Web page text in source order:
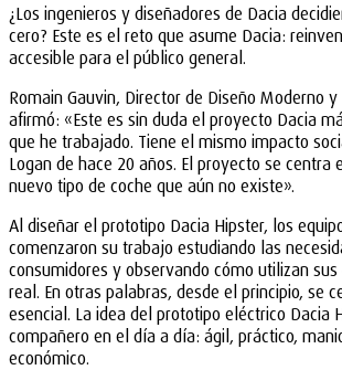
¿Los ingenieros y diseñadores de Dacia
cero? Este es el reto que asume Dacia:
accesible para el público general.
Romain Gauvin, Director de Diseño Moderno
afirmó: «Este es sin duda el proyecto Dacia
que he trabajado. Tiene el mismo impacto
Logan de hace 20 años. El proyecto se centra
nuevo tipo de coche que aún no existe».
Al diseñar el prototipo Dacia Hipster, los
comenzaron su trabajo estudiando las
consumidores y observando cómo utilizan
real. En otras palabras, desde el principio, se
esencial. La idea del prototipo eléctrico Dacia
compañero en el día a día: ágil, práctico,
económico.